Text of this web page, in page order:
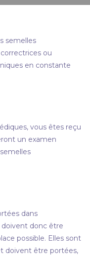
semelles
ou
en constante
vous êtes reçu
un examen
dans
doivent donc être
possible. Elles sont
doivent être portées,